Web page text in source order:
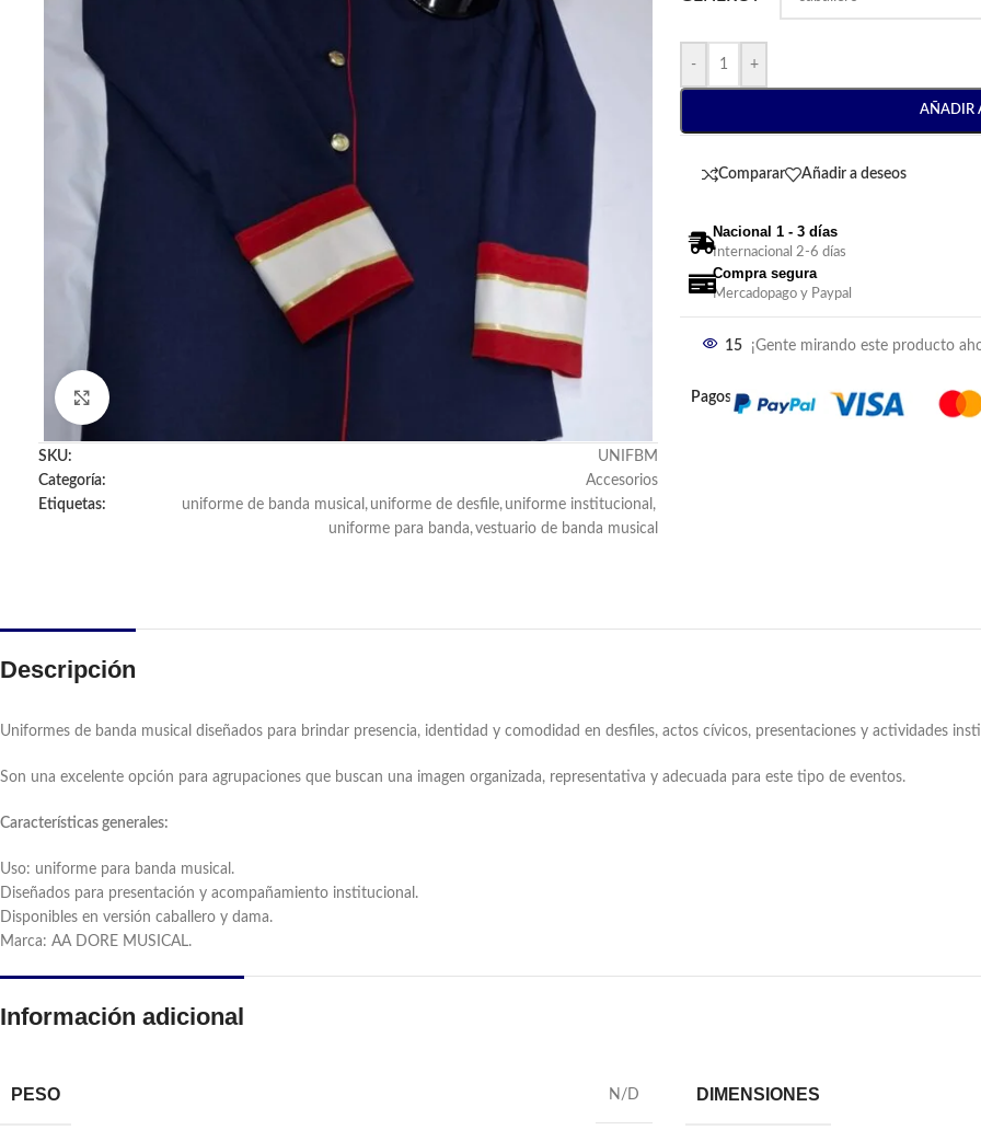
SKU:
UNIFBM
Categoría:
Accesorios
Etiquetas:
uniforme de banda musical , uniforme de desfile, uniforme institucional ,
uniforme para banda,vestuario de banda musical
- +
AÑADIR
Comparar Añadir a deseos
Nacional 1 - 3 días
Internacional 2-6 días
Compra segura
Mercadopago y Paypal
15 ¡Gente mirando este producto
Pagos:
Descripción
Uniformes de banda musical diseñados para brindar presencia, identidad y comodidad en desfiles, actos cívicos, presentaciones y actividades
Son una excelente opción para agrupaciones que buscan una imagen organizada, representativa y adecuada para este tipo de eventos.
Características generales:
Uso: uniforme para banda musical.
Diseñados para presentación y acompañamiento institucional.
Disponibles en versión caballero y dama.
Marca: AA DORE MUSICAL.
Información adicional
PESO N/D DIMENSIONES